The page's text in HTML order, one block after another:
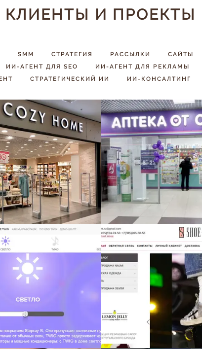
КЛИЕНТЫ И ПРОЕКТЫ
SMM CТРАТЕГИЯ РАССЫЛКИ САЙТЫ
ИИ-АГЕНТ ДЛЯ SEO ИИ-АГЕНТ ДЛЯ РЕКЛАМЫ
СТРАТЕГИЧЕСКИЙ ИИ ИИ-КОНСАЛТИНГ